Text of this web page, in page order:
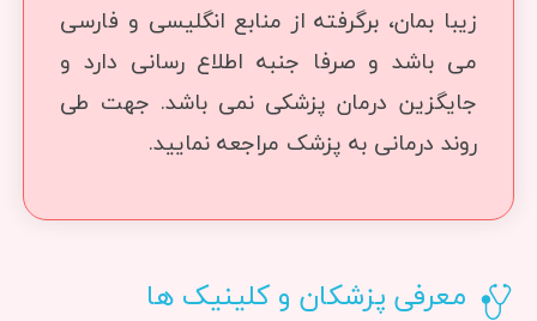
زیبا بمان، برگرفته از منابع انگلیسی و فارسی
می باشد و صرفا جنبه اطلاع رسانی دارد و
جایگزین درمان پزشکی نمی باشد. جهت طی
روند درمانی به پزشک مراجعه نمایید.
معرفی پزشکان و کلینیک ها